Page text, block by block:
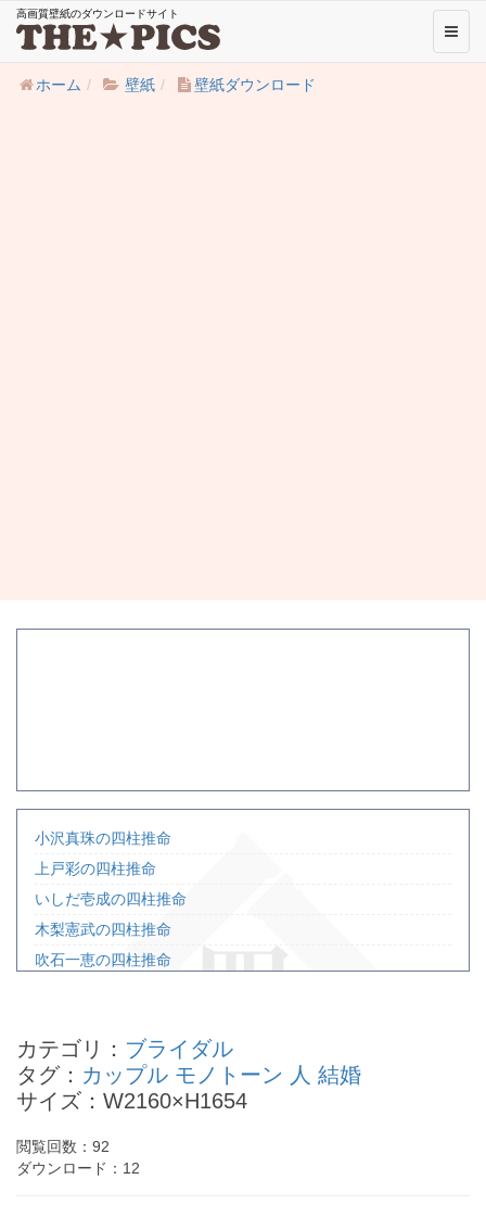
高画質壁紙のダウンロードサイト
ホーム
壁紙 壁紙ダウンロード
小沢真珠の四柱推命
上戸彩の四柱推命
いしだ壱成の四柱推命
木梨憲武の四柱推命
吹石一恵の四柱推命
中居正広の四柱推命
中田英寿の四柱推命
浜田翔子の四柱推命
カテゴリ： ブライダル
タグ： カップル モノトーン 人 結婚
サイズ：W2160×H1654
閲覧回数： 92
ダウンロード： 12